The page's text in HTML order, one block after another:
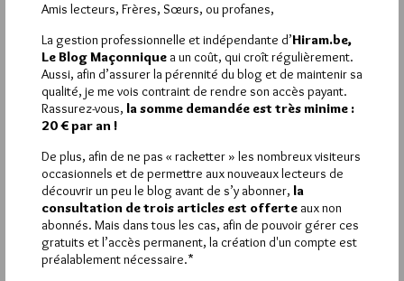
La rédaction de commentaires est
réservée aux abonnés.
Si vous souhaitez rédiger des
commentaires, vous devez :
VOUS INSCRIRE
Déjà inscrit(e) ?Connectez-vous
Amis lecteurs, Frères, Sœurs, ou profanes,
La gestion professionnelle et indépendante d’Hiram.be,
Le Blog Maçonnique a un coût, qui croît régulièrement.
Aussi, afin d’assurer la pérennité du blog et de maintenir sa
qualité, je me vois contraint de rendre son accès payant.
Rassurez-vous, la somme demandée est très minime :
20 € par an !
De plus, afin de ne pas « racketter » les nombreux visiteurs
occasionnels et de permettre aux nouveaux lecteurs de
découvrir un peu le blog avant de s’y abonner, la
consultation de trois articles est offerte aux non
abonnés. Mais dans tous les cas, afin de pouvoir gérer ces
gratuits et l’accès permanent, la création d'un compte est
préalablement nécessaire.*